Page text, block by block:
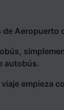
Aeropuerto
autobús.
empieza